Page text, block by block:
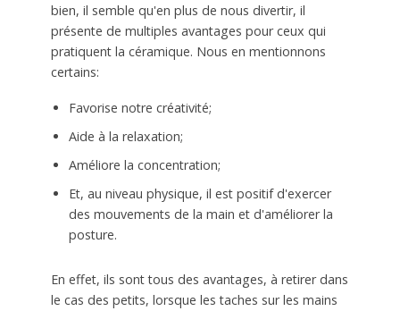
bien, il semble qu'en plus de nous divertir, il
présente de multiples avantages pour ceux qui
pratiquent la céramique. Nous en mentionnons
certains:
Favorise notre créativité;
Aide à la relaxation;
Améliore la concentration;
Et, au niveau physique, il est positif d'exercer
des mouvements de la main et d'améliorer la
posture.
En effet, ils sont tous des avantages, à retirer dans
le cas des petits, lorsque les taches sur les mains